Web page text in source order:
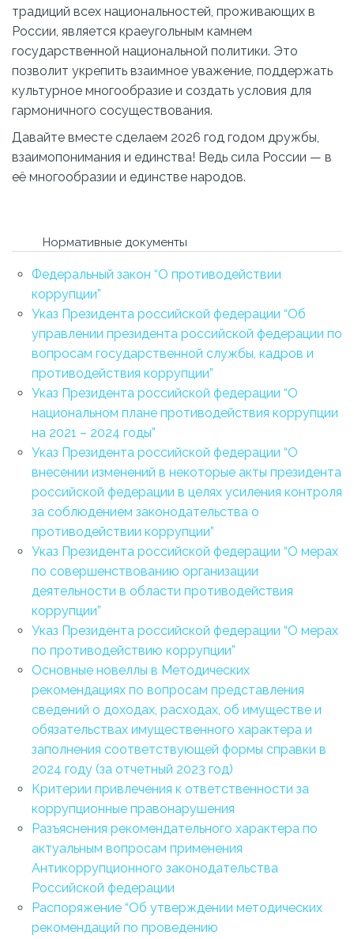
традиций всех национальностей, проживающих в
России, является краеугольным камнем
государственной национальной политики. Это
позволит укрепить взаимное уважение, поддержать
культурное многообразие и создать условия для
гармоничного сосуществования.
Давайте вместе сделаем 2026 год годом дружбы,
взаимопонимания и единства! Ведь сила России — в
её многообразии и единстве народов.
Нормативные документы
Федеральный закон “О противодействии
коррупции”
Указ Президента российской федерации “Об
управлении президента российской федерации по
вопросам государственной службы, кадров и
противодействия коррупции”
Указ Президента российской федерации “О
национальном плане противодействия коррупции
на 2021 – 2024 годы”
Указ Президента российской федерации “О
внесении изменений в некоторые акты президента
российской федерации в целях усиления контроля
за соблюдением законодательства о
противодействии коррупции”
Указ Президента российской федерации “О мерах
по совершенствованию организации
деятельности в области противодействия
коррупции”
Указ Президента российской федерации “О мерах
по противодействию коррупции”
Основные новеллы в Методических
рекомендациях по вопросам представления
сведений о доходах, расходах, об имуществе и
обязательствах имущественного характера и
заполнения соответствующей формы справки в
2024 году (за отчетный 2023 год)
Критерии привлечения к ответственности за
коррупционные правонарушения
Разъяснения рекомендательного характера по
актуальным вопросам применения
Антикоррупционного законодательства
Российской федерации
Распоряжение “Об утверждении методических
рекомендаций по проведению